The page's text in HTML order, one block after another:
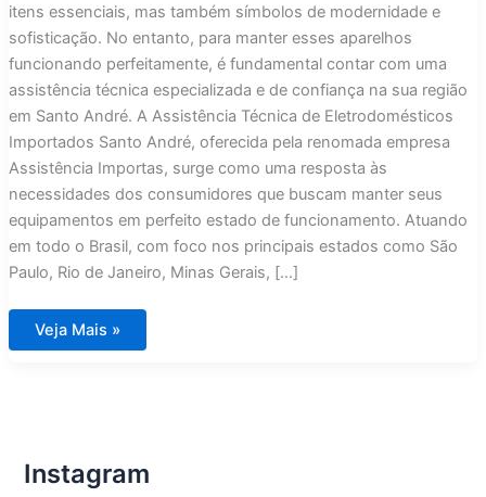
itens essenciais, mas também símbolos de modernidade e
sofisticação. No entanto, para manter esses aparelhos
funcionando perfeitamente, é fundamental contar com uma
assistência técnica especializada e de confiança na sua região
em Santo André. A Assistência Técnica de Eletrodomésticos
Importados Santo André, oferecida pela renomada empresa
Assistência Importas, surge como uma resposta às
necessidades dos consumidores que buscam manter seus
equipamentos em perfeito estado de funcionamento. Atuando
em todo o Brasil, com foco nos principais estados como São
Paulo, Rio de Janeiro, Minas Gerais, […]
Assistência
Técnica
Veja Mais »
Instagram